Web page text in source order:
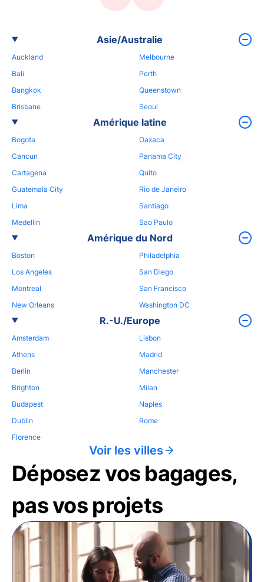
Asie/Australie
Auckland
Bali
Bangkok
Brisbane
Melbourne
Perth
Queenstown
Seoul
Amérique latine
Bogota
Cancun
Cartagena
Guatemala City
Lima
Medellin
Oaxaca
Panama City
Quito
Rio de Janeiro
Santiago
Sao Paulo
Amérique du Nord
Boston
Los Angeles
Montreal
New Orleans
Philadelphia
San Diego
San Francisco
Washington DC
R.-U./Europe
Amsterdam
Athens
Berlin
Brighton
Budapest
Dublin
Florence
Lisbon
Madrid
Manchester
Milan
Naples
Rome
Voir les villes
Déposez vos bagages,
pas vos projets